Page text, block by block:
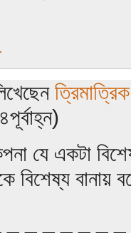
যে একটা
বিশেষ্য বানায়